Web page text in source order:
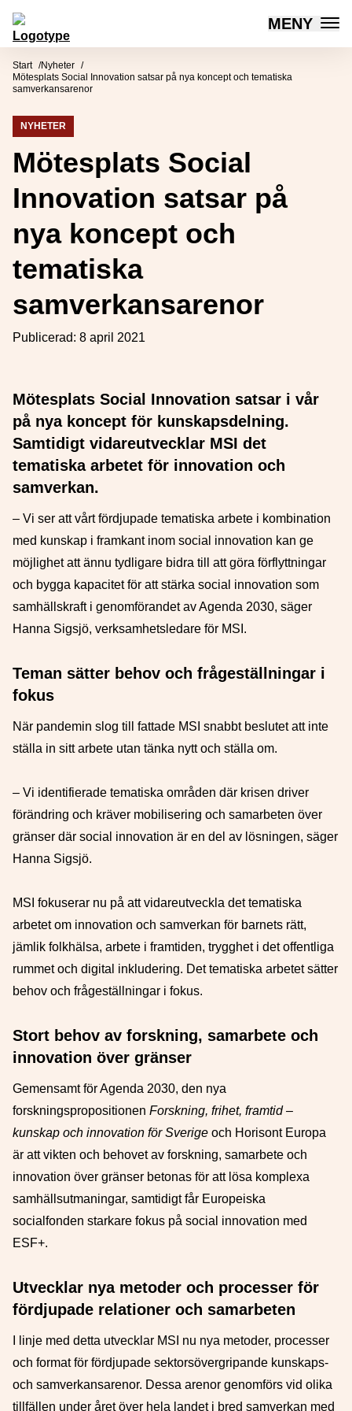
Hoppa till innehåll
Mötesplatsen Social Innovation MENY
Start
Nyheter
Mötesplats Social Innovation satsar på nya koncept och tematiska
samverkansarenor
NYHETER
Mötesplats Social
Innovation satsar på
nya koncept och
tematiska
samverkansarenor
Publicerad: 8 april 2021
Mötesplats Social Innovation satsar i vår
på nya koncept för kunskapsdelning.
Samtidigt vidareutvecklar MSI det
tematiska arbetet för innovation och
samverkan.
– Vi ser att vårt fördjupade tematiska arbete i kombination
med kunskap i framkant inom social innovation kan ge
möjlighet att ännu tydligare bidra till att göra förflyttningar
och bygga kapacitet för att stärka social innovation som
samhällskraft i genomförandet av Agenda 2030, säger
Hanna Sigsjö, verksamhetsledare för MSI.
Teman sätter behov och frågeställningar i
fokus
När pandemin slog till fattade MSI snabbt beslutet att inte
ställa in sitt arbete utan tänka nytt och ställa om.
– Vi identifierade tematiska områden där krisen driver
förändring och kräver mobilisering och samarbeten över
gränser där social innovation är en del av lösningen, säger
Hanna Sigsjö.
MSI fokuserar nu på att vidareutveckla det tematiska
arbetet om innovation och samverkan för barnets rätt,
jämlik folkhälsa, arbete i framtiden, trygghet i det offentliga
rummet och digital inkludering. Det tematiska arbetet sätter
behov och frågeställningar i fokus.
Stort behov av forskning, samarbete och
innovation över gränser
Gemensamt för Agenda 2030, den nya
forskningspropositionen Forskning, frihet, framtid –
kunskap och innovation för Sverige och Horisont Europa
är att vikten och behovet av forskning, samarbete och
innovation över gränser betonas för att lösa komplexa
samhällsutmaningar, samtidigt får Europeiska
socialfonden starkare fokus på social innovation med
ESF+.
Utvecklar nya metoder och processer för
fördjupade relationer och samarbeten
I linje med detta utvecklar MSI nu nya metoder, processer
och format för fördjupade sektorsövergripande kunskaps-
och samverkansarenor. Dessa arenor genomförs vid olika
tillfällen under året över hela landet i bred samverkan med